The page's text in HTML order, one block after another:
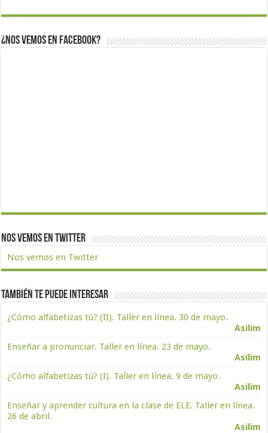
¿Nos vemos en Facebook?
Nos vemos en Twitter
Nos vemos en Twitter
También te puede interesar
¿Cómo alfabetizas tú? (II). Taller en línea. 30 de mayo.
Asilim
Enseñar a pronunciar. Taller en línea. 23 de mayo.
Asilim
¿Cómo alfabetizas tú? (I). Taller en línea. 9 de mayo.
Asilim
Enseñar y aprender cultura en la clase de ELE. Taller en línea.
26 de abril.
Asilim